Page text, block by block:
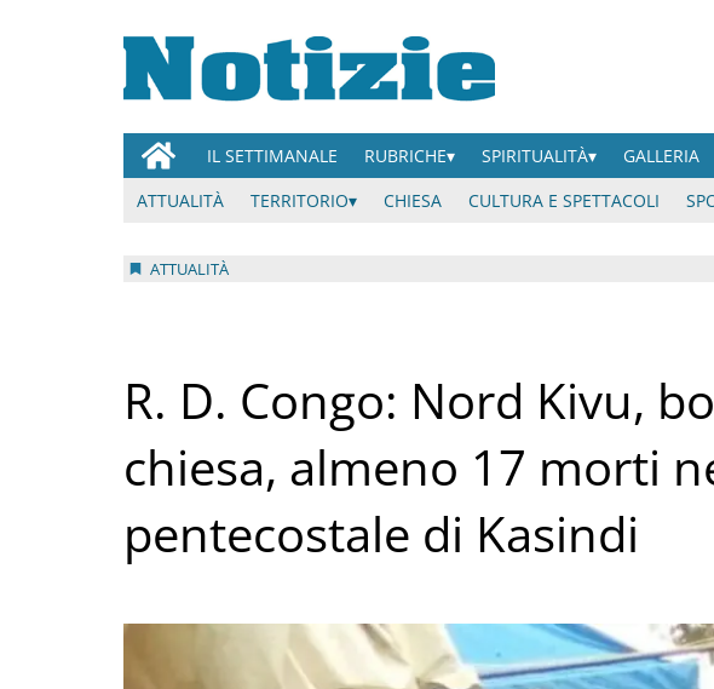
IL SETTIMANALE RUBRICHE SPIRITUALITÀ GALLERIA
ATTUALITÀ
TERRITORIO CHIESA CULTURA E SPETTACOLI
ATTUALITÀ
R. D. Congo: Nord Kivu,
chiesa, almeno 17 morti
pentecostale di Kasindi